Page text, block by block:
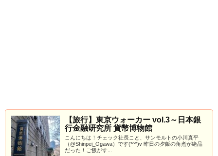
【旅行】東京ウォーカー vol.3～日本銀
行金融研究所 貨幣博物館
こんにちは！チェック社長こと、サンモルトの小川真平
（@Shinpei_Ogawa）です(*^^)v 昨日の夕飯の角煮が絶品
だった！ご飯がす...